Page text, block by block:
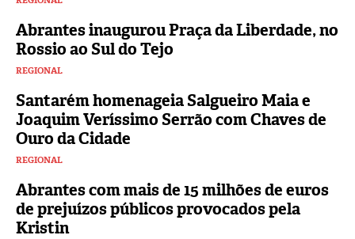
Abrantes inaugurou Praça da Liberdade, no
Rossio ao Sul do Tejo
REGIONAL
Santarém homenageia Salgueiro Maia e
Joaquim Veríssimo Serrão com Chaves de
Ouro da Cidade
REGIONAL
Abrantes com mais de 15 milhões de euros
de prejuízos públicos provocados pela
Kristin